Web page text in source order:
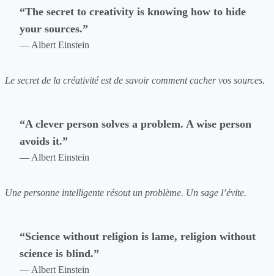
“The secret to creativity is knowing how to hide
your sources.”
— Albert Einstein
Le secret de la créativité est de savoir comment cacher vos sources.
“A clever person solves a problem. A wise person
avoids it.”
— Albert Einstein
Une personne intelligente résout un problème. Un sage l’évite.
“Science without religion is lame, religion without
science is blind.”
— Albert Einstein